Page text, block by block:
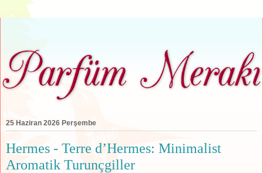
25 Haziran 2026 Perşembe
Hermes - Terre d’Hermes: Minimalist
Aromatik Turunçgiller